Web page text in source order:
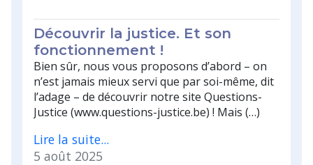
Découvrir la justice. Et son
fonctionnement !
Bien sûr, nous vous proposons d’abord – on
n’est jamais mieux servi que par soi-même, dit
l’adage – de découvrir notre site Questions-
Justice (www.questions-justice.be) ! Mais (…)
Lire la suite...
5 août 2025